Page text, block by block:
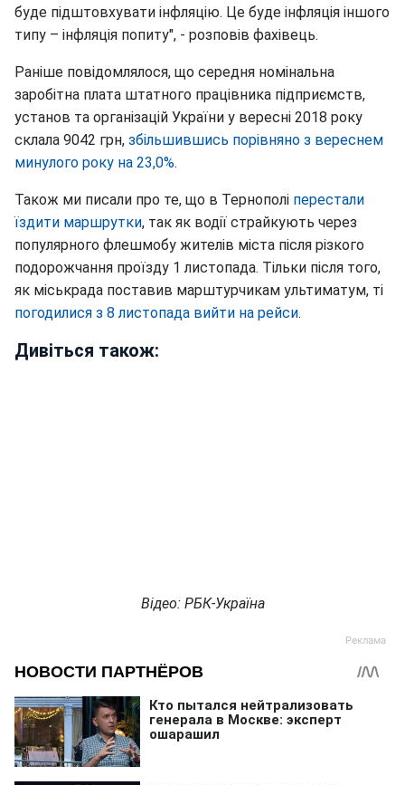
буде підштовхувати інфляцію. Це буде інфляція іншого
типу – інфляція попиту", - розповів фахівець.
Раніше повідомлялося, що середня номінальна
заробітна плата штатного працівника підприємств,
установ та організацій України у вересні 2018 року
склала 9042 грн, збільшившись порівняно з вереснем
минулого року на 23,0%.
Також ми писали про те, що в Тернополі перестали
їздити маршрутки, так як водії страйкують через
популярного флешмобу жителів міста після різкого
подорожчання проїзду 1 листопада. Тільки після того,
як міськрада поставив марштурчикам ультиматум, ті
погодилися з 8 листопада вийти на рейси.
Дивіться також:
Відео: РБК-Україна